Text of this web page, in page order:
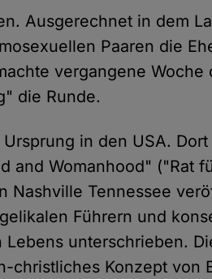
Ausgerechnet in dem
Paaren die
vergangene Woche
die Runde.
in den USA.
and Womanhood" ("Rat
Nashville Tennessee
Führern und
unterschrieben.
christliches Konzept von